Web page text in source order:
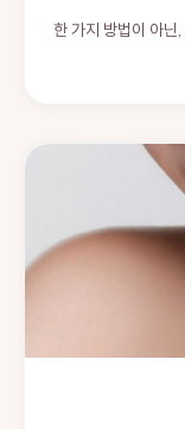
한 가지 방법이 아